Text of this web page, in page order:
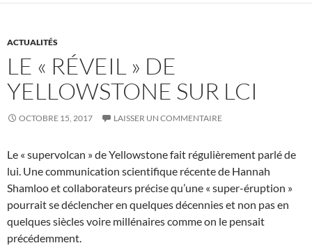
ACTUALITÉS
LE « RÉVEIL » DE
YELLOWSTONE SUR LCI
OCTOBRE 15, 2017 LAISSER UN COMMENTAIRE
Le « supervolcan » de Yellowstone fait régulièrement parlé de
lui. Une communication scientifique récente de Hannah
Shamloo et collaborateurs précise qu’une « super-éruption »
pourrait se déclencher en quelques décennies et non pas en
quelques siècles voire millénaires comme on le pensait
précédemment.